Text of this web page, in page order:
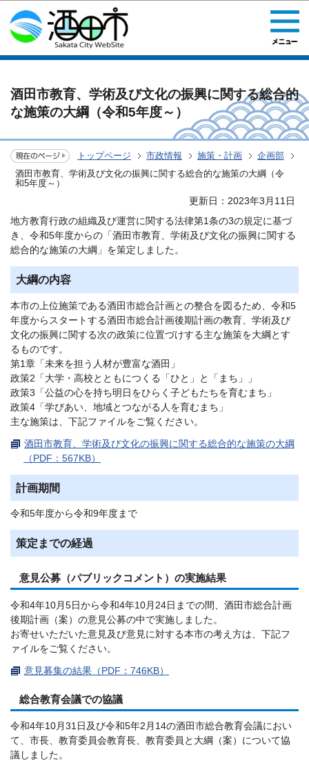
このページの本文へ移動
酒田市教育、学術及び文化の振興に関する総合的
な施策の大綱（令和5年度～）
トップページ 市政情報 施策・計画
企画部
酒田市教育、学術及び文化の振興に関する総合的な施策の大綱（令
和5年度～）
更新日：2023年3月11日
地方教育行政の組織及び運営に関する法律第1条の3の規定に基づ
き、令和5年度からの「酒田市教育、学術及び文化の振興に関する
総合的な施策の大綱」を策定しました。
大綱の内容
本市の上位施策である酒田市総合計画との整合を図るため、令和5
年度からスタートする酒田市総合計画後期計画の教育、学術及び
文化の振興に関する次の政策に位置づけする主な施策を大綱とす
るものです。
第1章「未来を担う人材が豊富な酒田」
政策2「大学・高校とともにつくる「ひと」と「まち」」
政策3「公益の心を持ち明日をひらく子どもたちを育むまち」
政策4「学びあい、地域とつながる人を育むまち」
主な施策は、下記ファイルをご覧ください。
酒田市教育、学術及び文化の振興に関する総合的な施策の大綱
（PDF：567KB）
計画期間
令和5年度から令和9年度まで
策定までの経過
意見公募（パブリックコメント）の実施結果
令和4年10月5日から令和4年10月24日までの間、酒田市総合計画
後期計画（案）の意見公募の中で実施しました。
お寄せいただいた意見及び意見に対する本市の考え方は、下記フ
ァイルをご覧ください。
意見募集の結果（PDF：746KB）
総合教育会議での協議
令和4年10月31日及び令和5年2月14の酒田市総合教育会議におい
て、市長、教育委員会教育長、教育委員と大綱（案）について協
議しました。